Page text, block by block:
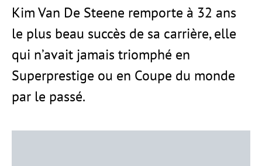
Kim Van De Steene remporte à 32 ans
le plus beau succès de sa carrière, elle
qui n’avait jamais triomphé en
Superprestige ou en Coupe du monde
par le passé.